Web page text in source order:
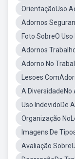
OrientaçãoUso
Adornos
Foto SobreO
Adornos
Adorno No
Lesoes
A DiversidadeNo
Uso IndevidoDe
Organização
Imagens De
Avaliação